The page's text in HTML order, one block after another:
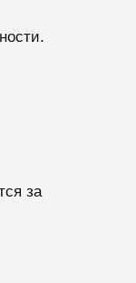
за